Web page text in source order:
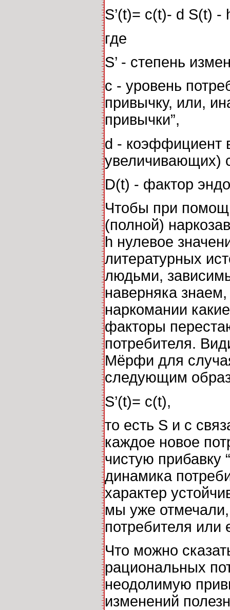
S’(t)= c(t)- d S(t) -
где
S’ - степень
c - уровень
привычку, или,
привычки”,
d - коэффициент
увеличивающих)
D(t) - фактор
Чтобы при
(полной)
h нулевое
литературных
людьми,
наверняка
наркомании
факторы
потребителя.
Мёрфи для
следующим
S’(t)= c(t),
то есть S и c
каждое новое
чистую прибавку
динамика
характер
мы уже
потребителя или
Что можно
рациональных
неодолимую
изменений